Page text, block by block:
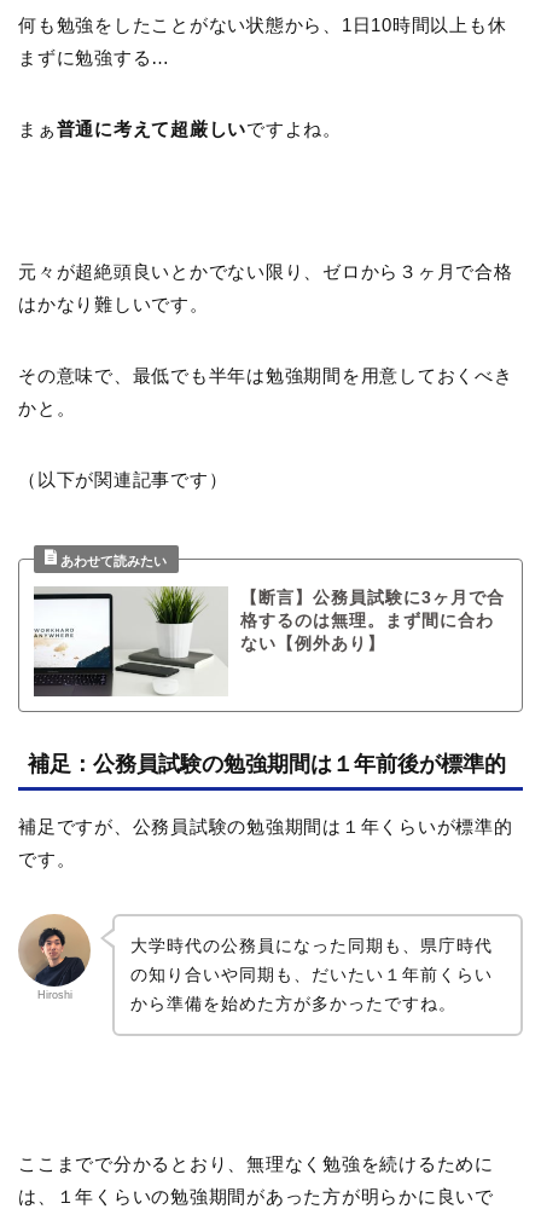
何も勉強をしたことがない状態から、1日10時間以上も休
まずに勉強する…
まぁ普通に考えて超厳しいですよね。
元々が超絶頭良いとかでない限り、ゼロから３ヶ月で合格
はかなり難しいです。
その意味で、最低でも半年は勉強期間を用意しておくべき
かと。
（以下が関連記事です）
【断言】公務員試験に3ヶ月で合
格するのは無理。まず間に合わ
ない【例外あり】
補足：公務員試験の勉強期間は１年前後が標準的
補足ですが、公務員試験の勉強期間は１年くらいが標準的
です。
Hiroshi
大学時代の公務員になった同期も、県庁時代
の知り合いや同期も、だいたい１年前くらい
から準備を始めた方が多かったですね。
ここまでで分かるとおり、無理なく勉強を続けるために
は、１年くらいの勉強期間があった方が明らかに良いで